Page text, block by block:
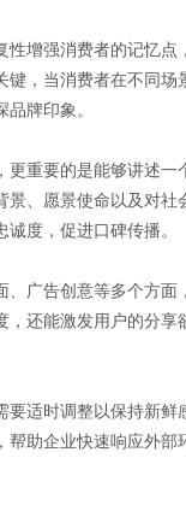
强消费者的记忆点
，当消费者在不同场
牌印象。
重要的是能够讲述一
、愿景使命以及对社
度，促进口碑传播。
广告创意等多个方面
还能激发用户的分享
适时调整以保持新鲜
助企业快速响应外部